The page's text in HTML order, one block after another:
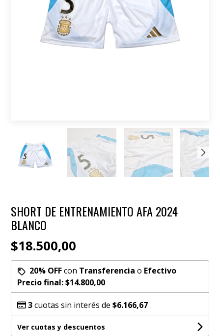
SHORT DE ENTRENAMIENTO AFA 2024
BLANCO
$18.500,00
20% OFFcon Transferencia o Efectivo
Precio final:$14.800,00
3cuotas sin interés de$6.166,67
Ver cuotas y descuentos